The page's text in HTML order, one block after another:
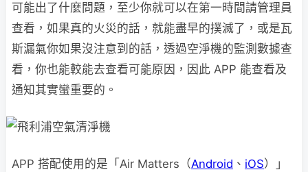
可能出了什麼問題，至少你就可以在第一時間請管理員
查看，如果真的火災的話，就能盡早的撲滅了，或是瓦
斯漏氣你如果沒注意到的話，透過空淨機的監測數據查
看，你也能較能去查看可能原因，因此 APP 能查看及
通知其實蠻重要的。
APP 搭配使用的是「Air Matters（Android 、 iOS）」